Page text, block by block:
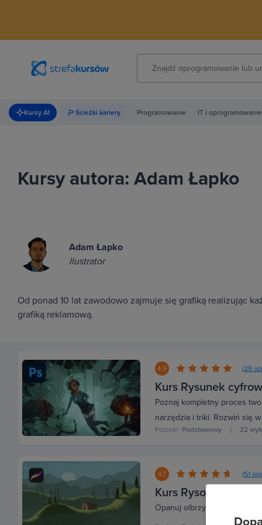
Kursy AI Ścieżki kariery Programowanie IT i oprogramowanie
Kursy autora: Adam Łapko
Adam Łapko
Ilustrator
Od ponad 10 lat zawodowo zajmuje się grafiką realizując
grafiką reklamową.
4.9 (29
Kurs Rysunek
Poznaj kompletny proces
narzędzia i triki. Rozwiń się
Poziom: Podstawowy 22
4.7 (51
Kurs Rysowanie w
Opanuj olbrzymie